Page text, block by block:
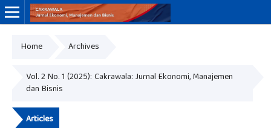
Home Archives
Vol. 2 No. 1 (2025): Cakrawala: Jurnal Ekonomi, Manajemen
dan Bisnis
Articles